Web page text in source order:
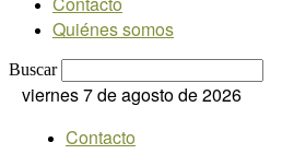
Quiénes somos
Buscar
viernes 7 de agosto de 2026
Contacto